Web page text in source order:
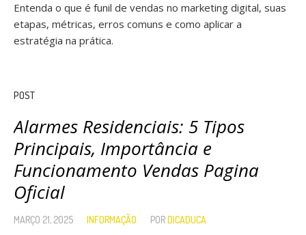
Entenda o que é funil de vendas no marketing digital, suas
etapas, métricas, erros comuns e como aplicar a
estratégia na prática.
POST
Alarmes Residenciais: 5 Tipos
Principais, Importância e
Funcionamento Vendas Pagina
Oficial
MARÇO 21, 2025 INFORMAÇÃO PORDICADUCA